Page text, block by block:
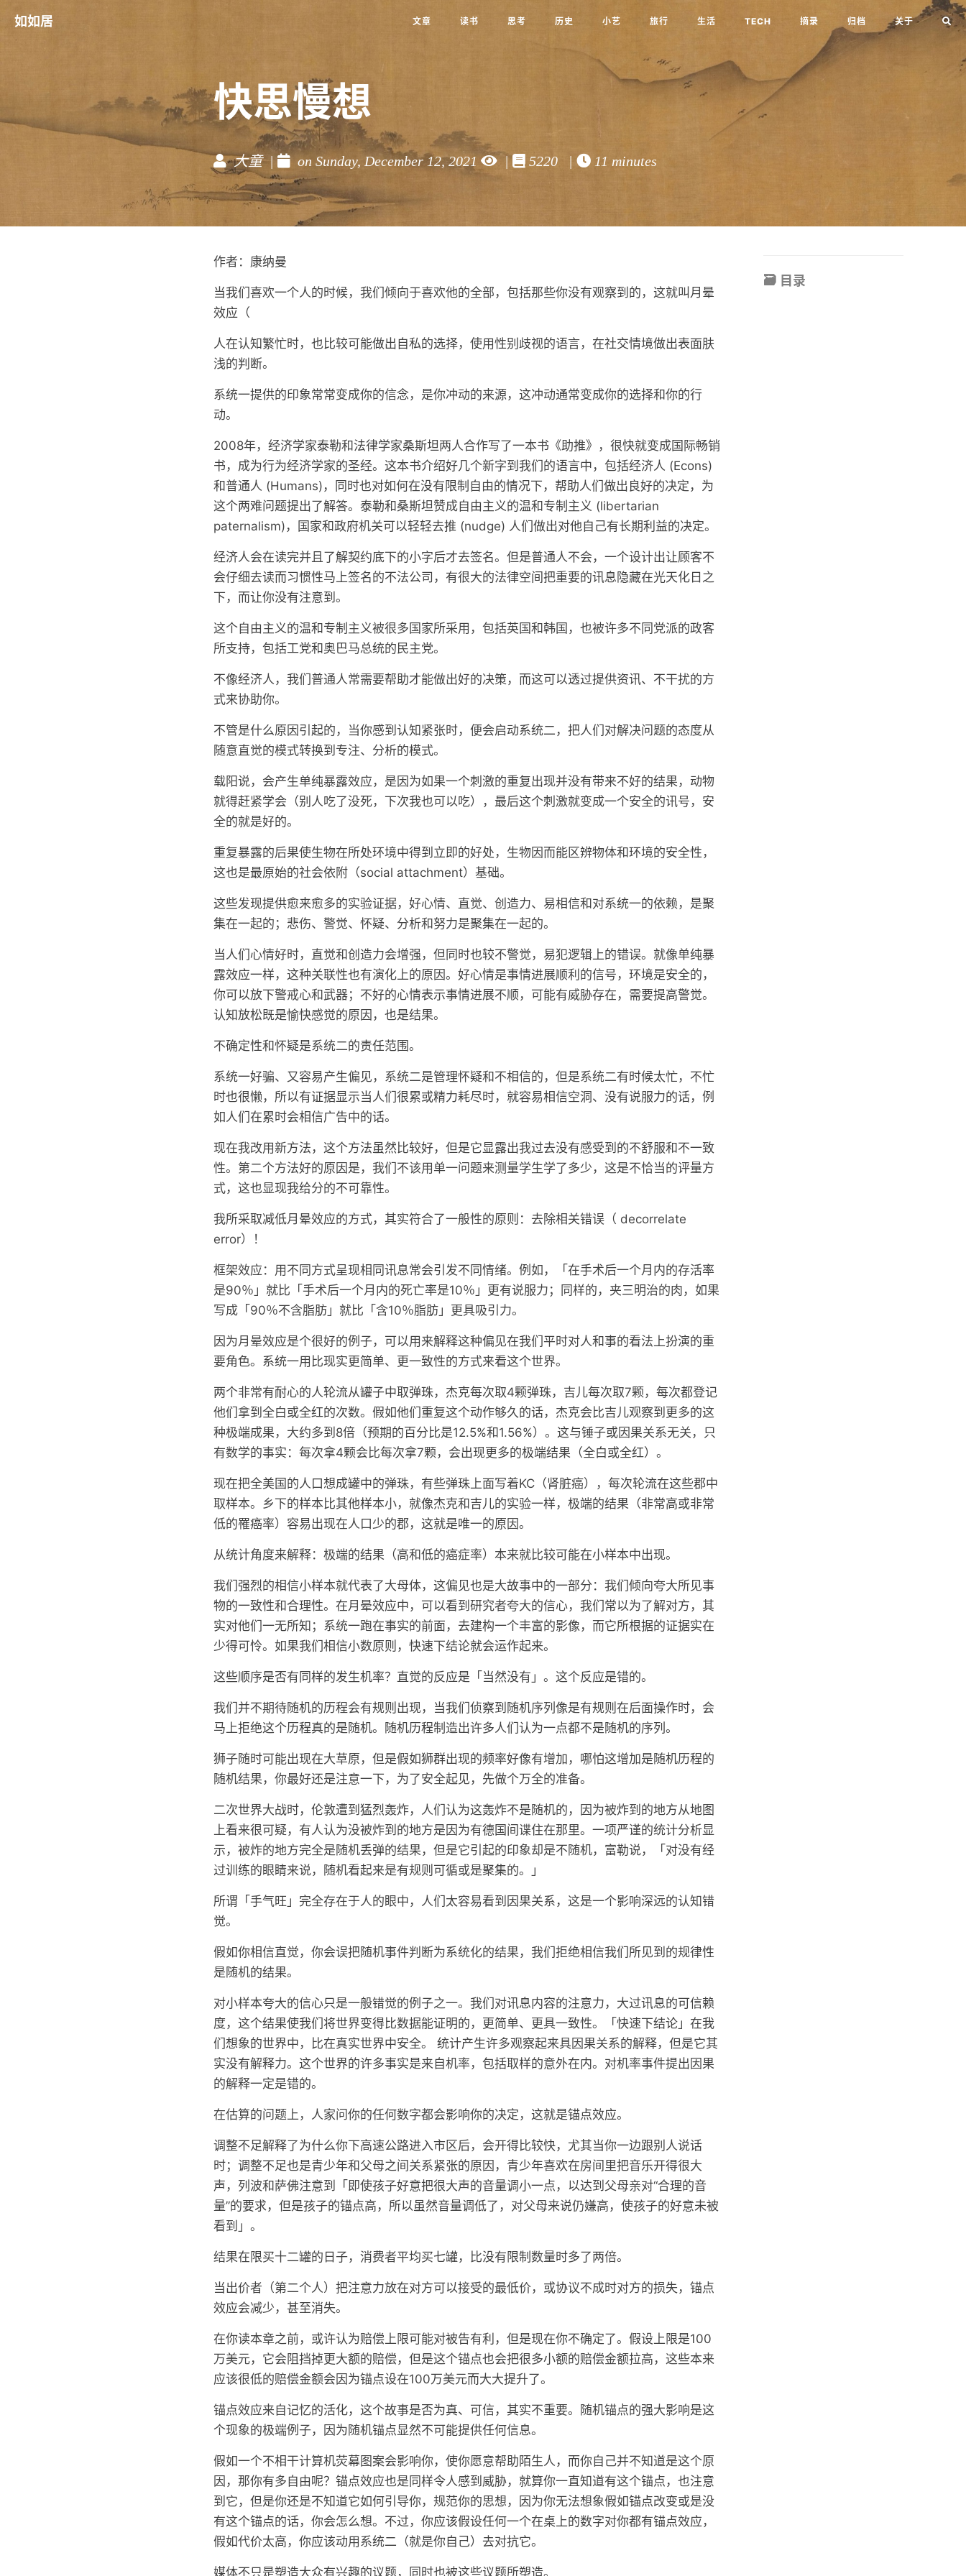
如如居 文章 读书 思考 历史 小艺 旅行 生活 TECH 摘录 归档 关于
快思慢想
大童 | on Sunday, December 12, 2021 | 5220 | 11 minutes
作者：康纳曼
当我们喜欢一个人的时候，我们倾向于喜欢他的全部，包括那些你没有观察到的，这就叫月晕
效应（
人在认知繁忙时，也比较可能做出自私的选择，使用性别歧视的语言，在社交情境做出表面肤
浅的判断。
系统一提供的印象常常变成你的信念，是你冲动的来源，这冲动通常变成你的选择和你的行
动。
2008年，经济学家泰勒和法律学家桑斯坦两人合作写了一本书《助推》，很快就变成国际畅销
书，成为行为经济学家的圣经。这本书介绍好几个新字到我们的语言中，包括经济人 (Econs)
和普通人 (Humans)，同时也对如何在没有限制自由的情况下，帮助人们做出良好的决定，为
这个两难问题提出了解答。泰勒和桑斯坦赞成自由主义的温和专制主义 (libertarian
paternalism)，国家和政府机关可以轻轻去推 (nudge) 人们做出对他自己有长期利益的决定。
经济人会在读完并且了解契约底下的小字后才去签名。但是普通人不会，一个设计出让顾客不
会仔细去读而习惯性马上签名的不法公司，有很大的法律空间把重要的讯息隐藏在光天化日之
下，而让你没有注意到。
这个自由主义的温和专制主义被很多国家所采用，包括英国和韩国，也被许多不同党派的政客
所支持，包括工党和奥巴马总统的民主党。
不像经济人，我们普通人常需要帮助才能做出好的决策，而这可以透过提供资讯、不干扰的方
式来协助你。
不管是什么原因引起的，当你感到认知紧张时，便会启动系统二，把人们对解决问题的态度从
随意直觉的模式转换到专注、分析的模式。
载阳说，会产生单纯暴露效应，是因为如果一个刺激的重复出现并没有带来不好的结果，动物
就得赶紧学会（别人吃了没死，下次我也可以吃），最后这个刺激就变成一个安全的讯号，安
全的就是好的。
重复暴露的后果使生物在所处环境中得到立即的好处，生物因而能区辨物体和环境的安全性，
这也是最原始的社会依附（social attachment）基础。
这些发现提供愈来愈多的实验证据，好心情、直觉、创造力、易相信和对系统一的依赖，是聚
集在一起的；悲伤、警觉、怀疑、分析和努力是聚集在一起的。
当人们心情好时，直觉和创造力会增强，但同时也较不警觉，易犯逻辑上的错误。就像单纯暴
露效应一样，这种关联性也有演化上的原因。好心情是事情进展顺利的信号，环境是安全的，
你可以放下警戒心和武器；不好的心情表示事情进展不顺，可能有威胁存在，需要提高警觉。
认知放松既是愉快感觉的原因，也是结果。
不确定性和怀疑是系统二的责任范围。
系统一好骗、又容易产生偏见，系统二是管理怀疑和不相信的，但是系统二有时候太忙，不忙
时也很懒，所以有证据显示当人们很累或精力耗尽时，就容易相信空洞、没有说服力的话，例
如人们在累时会相信广告中的话。
现在我改用新方法，这个方法虽然比较好，但是它显露出我过去没有感受到的不舒服和不一致
性。第二个方法好的原因是，我们不该用单一问题来测量学生学了多少，这是不恰当的评量方
式，这也显现我给分的不可靠性。
我所采取减低月晕效应的方式，其实符合了一般性的原则：去除相关错误（ decorrelate
error）！
框架效应：用不同方式呈现相同讯息常会引发不同情绪。例如，「在手术后一个月内的存活率
是90％」就比「手术后一个月内的死亡率是10％」更有说服力；同样的，夹三明治的肉，如果
写成「90％不含脂肪」就比「含10％脂肪」更具吸引力。
因为月晕效应是个很好的例子，可以用来解释这种偏见在我们平时对人和事的看法上扮演的重
要角色。系统一用比现实更简单、更一致性的方式来看这个世界。
两个非常有耐心的人轮流从罐子中取弹珠，杰克每次取4颗弹珠，吉儿每次取7颗，每次都登记
他们拿到全白或全红的次数。假如他们重复这个动作够久的话，杰克会比吉儿观察到更多的这
种极端成果，大约多到8倍（预期的百分比是12.5%和1.56%）。这与锤子或因果关系无关，只
有数学的事实：每次拿4颗会比每次拿7颗，会出现更多的极端结果（全白或全红）。
现在把全美国的人口想成罐中的弹珠，有些弹珠上面写着KC（肾脏癌），每次轮流在这些郡中
取样本。乡下的样本比其他样本小，就像杰克和吉儿的实验一样，极端的结果（非常高或非常
低的罹癌率）容易出现在人口少的郡，这就是唯一的原因。
从统计角度来解释：极端的结果（高和低的癌症率）本来就比较可能在小样本中出现。
我们强烈的相信小样本就代表了大母体，这偏见也是大故事中的一部分：我们倾向夸大所见事
物的一致性和合理性。在月晕效应中，可以看到研究者夸大的信心，我们常以为了解对方，其
实对他们一无所知；系统一跑在事实的前面，去建构一个丰富的影像，而它所根据的证据实在
少得可怜。如果我们相信小数原则，快速下结论就会运作起来。
这些顺序是否有同样的发生机率？直觉的反应是「当然没有」。这个反应是错的。
我们并不期待随机的历程会有规则出现，当我们侦察到随机序列像是有规则在后面操作时，会
马上拒绝这个历程真的是随机。随机历程制造出许多人们认为一点都不是随机的序列。
狮子随时可能出现在大草原，但是假如狮群出现的频率好像有增加，哪怕这增加是随机历程的
随机结果，你最好还是注意一下，为了安全起见，先做个万全的准备。
二次世界大战时，伦敦遭到猛烈轰炸，人们认为这轰炸不是随机的，因为被炸到的地方从地图
上看来很可疑，有人认为没被炸到的地方是因为有德国间谍住在那里。一项严谨的统计分析显
示，被炸的地方完全是随机丢弹的结果，但是它引起的印象却是不随机，富勒说，「对没有经
过训练的眼睛来说，随机看起来是有规则可循或是聚集的。」
所谓「手气旺」完全存在于人的眼中，人们太容易看到因果关系，这是一个影响深远的认知错
觉。
假如你相信直觉，你会误把随机事件判断为系统化的结果，我们拒绝相信我们所见到的规律性
是随机的结果。
对小样本夸大的信心只是一般错觉的例子之一。我们对讯息内容的注意力，大过讯息的可信赖
度，这个结果使我们将世界变得比数据能证明的，更简单、更具一致性。「快速下结论」在我
们想象的世界中，比在真实世界中安全。 统计产生许多观察起来具因果关系的解释，但是它其
实没有解释力。这个世界的许多事实是来自机率，包括取样的意外在内。对机率事件提出因果
的解释一定是错的。
在估算的问题上，人家问你的任何数字都会影响你的决定，这就是锚点效应。
调整不足解释了为什么你下高速公路进入市区后，会开得比较快，尤其当你一边跟别人说话
时；调整不足也是青少年和父母之间关系紧张的原因，青少年喜欢在房间里把音乐开得很大
声，列波和萨佛注意到「即使孩子好意把很大声的音量调小一点，以达到父母亲对“合理的音
量”的要求，但是孩子的锚点高，所以虽然音量调低了，对父母来说仍嫌高，使孩子的好意未被
看到」。
结果在限买十二罐的日子，消费者平均买七罐，比没有限制数量时多了两倍。
当出价者（第二个人）把注意力放在对方可以接受的最低价，或协议不成时对方的损失，锚点
效应会减少，甚至消失。
在你读本章之前，或许认为赔偿上限可能对被告有利，但是现在你不确定了。假设上限是100
万美元，它会阻挡掉更大额的赔偿，但是这个锚点也会把很多小额的赔偿金额拉高，这些本来
应该很低的赔偿金额会因为锚点设在100万美元而大大提升了。
锚点效应来自记忆的活化，这个故事是否为真、可信，其实不重要。随机锚点的强大影响是这
个现象的极端例子，因为随机锚点显然不可能提供任何信息。
假如一个不相干计算机荧幕图案会影响你，使你愿意帮助陌生人，而你自己并不知道是这个原
因，那你有多自由呢？锚点效应也是同样令人感到威胁，就算你一直知道有这个锚点，也注意
到它，但是你还是不知道它如何引导你，规范你的思想，因为你无法想象假如锚点改变或是没
有这个锚点的话，你会怎么想。不过，你应该假设任何一个在桌上的数字对你都有锚点效应，
假如代价太高，你应该动用系统二（就是你自己）去对抗它。
媒体不只是塑造大众有兴趣的议题，同时也被这些议题所塑造。
目录